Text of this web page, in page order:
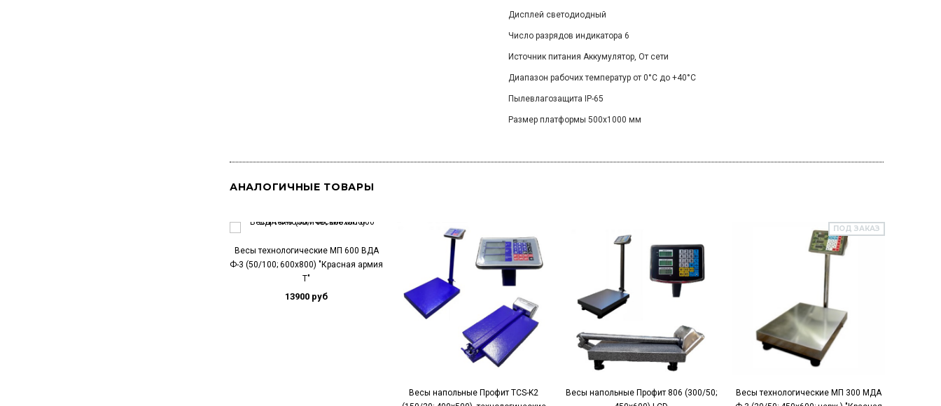
Дисплей светодиодный
Число разрядов индикатора 6
Источник питания Аккумулятор, От сети
Диапазон рабочих температур от 0°С до +40°C
Пылевлагозащита IP-65
Размер платформы 500х1000 мм
АНАЛОГИЧНЫЕ ТОВАРЫ
Весы технологические МП 600 ВДА
Ф-3 (50/100; 600х800) "Красная армия
Т"
13900 руб
Весы напольные Профит TCS-K2
Весы напольные Профит 806 (300/50;
ПОД ЗАКАЗ
Весы технологические МП 300 МДА